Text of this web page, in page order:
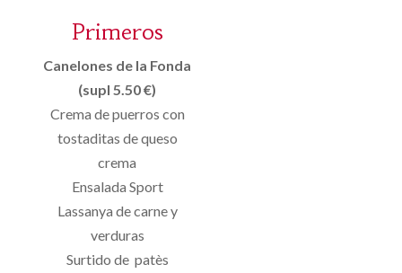
Primeros
Canelones de la Fonda
(supl 5.50 €)
Crema de puerros con
tostaditas de queso
crema
Ensalada Sport
Lassanya de carne y
verduras
Surtido de patès